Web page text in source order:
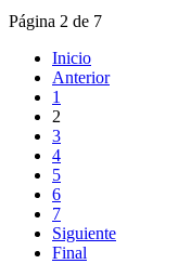
Página 2 de 7
Inicio
Anterior
1
2
3
4
5
6
7
Siguiente
Final